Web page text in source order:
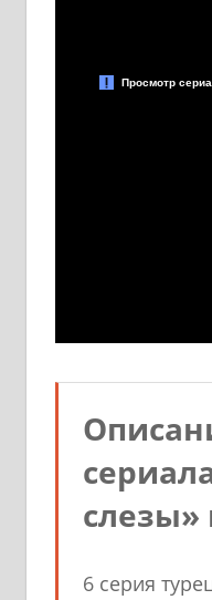
слезы»
6 серия